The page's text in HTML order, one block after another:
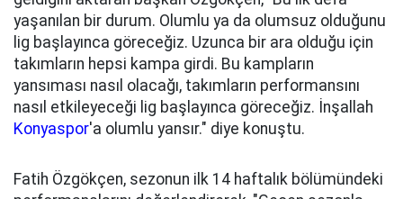
yaşanılan bir durum. Olumlu ya da olumsuz olduğunu
lig başlayınca göreceğiz. Uzunca bir ara olduğu için
takımların hepsi kampa girdi. Bu kampların
yansıması nasıl olacağı, takımların performansını
nasıl etkileyeceği lig başlayınca göreceğiz. İnşallah
Konyaspor'a olumlu yansır." diye konuştu.
Fatih Özgökçen, sezonun ilk 14 haftalık bölümündeki